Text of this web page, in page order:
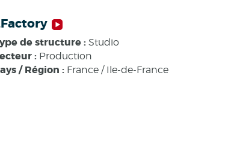
de structure : Studio
: Production
/ Région : France / Ile-de-France